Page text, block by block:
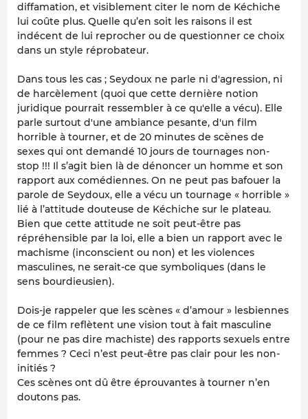
diffamation, et visiblement citer le nom de Kéchiche
lui coûte plus. Quelle qu’en soit les raisons il est
indécent de lui reprocher ou de questionner ce choix
dans un style réprobateur.
Dans tous les cas ; Seydoux ne parle ni d'agression, ni
de harcèlement (quoi que cette dernière notion
juridique pourrait ressembler à ce qu'elle a vécu). Elle
parle surtout d'une ambiance pesante, d'un film
horrible à tourner, et de 20 minutes de scènes de
sexes qui ont demandé 10 jours de tournages non-
stop !!! Il s’agit bien là de dénoncer un homme et son
rapport aux comédiennes. On ne peut pas bafouer la
parole de Seydoux, elle a vécu un tournage « horrible »
lié à l’attitude douteuse de Kéchiche sur le plateau.
Bien que cette attitude ne soit peut-être pas
répréhensible par la loi, elle a bien un rapport avec le
machisme (inconscient ou non) et les violences
masculines, ne serait-ce que symboliques (dans le
sens bourdieusien).
Dois-je rappeler que les scènes « d’amour » lesbiennes
de ce film reflètent une vision tout à fait masculine
(pour ne pas dire machiste) des rapports sexuels entre
femmes ? Ceci n’est peut-être pas clair pour les non-
initiés ?
Ces scènes ont dû être éprouvantes à tourner n’en
doutons pas.